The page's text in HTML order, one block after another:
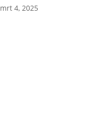
mrt 4, 2025